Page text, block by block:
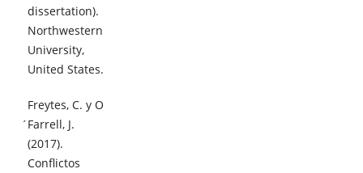
dissertation).
Northwestern
University,
United States.
Freytes, C. y O
́Farrell, J.
(2017).
Conflictos